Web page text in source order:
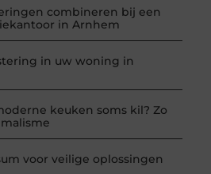
combineren bij een
in Arnhem
in uw woning in
keuken soms kil? Zo
voor veilige oplossingen